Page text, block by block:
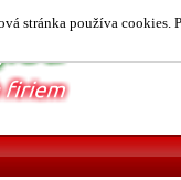
stránka používa cookies.